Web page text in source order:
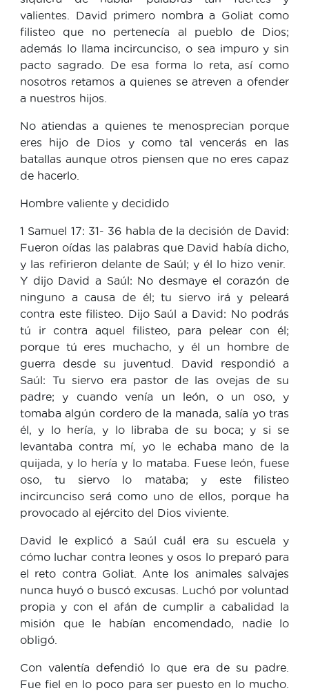
valientes. David primero nombra a Goliat como
filisteo que no pertenecía al pueblo de Dios;
además lo llama incircunciso, o sea impuro y sin
pacto sagrado. De esa forma lo reta, así como
nosotros retamos a quienes se atreven a ofender
a nuestros hijos.
No atiendas a quienes te menosprecian porque
eres hijo de Dios y como tal vencerás en las
batallas aunque otros piensen que no eres capaz
de hacerlo.
Hombre valiente y decidido
1 Samuel 17: 31- 36 habla de la decisión de David:
Fueron oídas las palabras que David había dicho,
y las refirieron delante de Saúl; y él lo hizo venir.
Y dijo David a Saúl: No desmaye el corazón de
ninguno a causa de él; tu siervo irá y peleará
contra este filisteo. Dijo Saúl a David: No podrás
tú ir contra aquel filisteo, para pelear con él;
porque tú eres muchacho, y él un hombre de
guerra desde su juventud. David respondió a
Saúl: Tu siervo era pastor de las ovejas de su
padre; y cuando venía un león, o un oso, y
tomaba algún cordero de la manada, salía yo tras
él, y lo hería, y lo libraba de su boca; y si se
levantaba contra mí, yo le echaba mano de la
quijada, y lo hería y lo mataba. Fuese león, fuese
oso, tu siervo lo mataba; y este filisteo
incircunciso será como uno de ellos, porque ha
provocado al ejército del Dios viviente.
David le explicó a Saúl cuál era su escuela y
cómo luchar contra leones y osos lo preparó para
el reto contra Goliat. Ante los animales salvajes
nunca huyó o buscó excusas. Luchó por voluntad
propia y con el afán de cumplir a cabalidad la
misión que le habían encomendado, nadie lo
obligó.
Con valentía defendió lo que era de su padre.
Fue fiel en lo poco para ser puesto en lo mucho.